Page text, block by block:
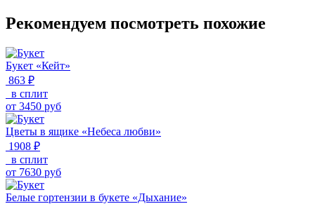
Рекомендуем посмотреть похожие
Букет «Кейт»
863 ₽
в сплит
от 3450 руб
Цветы в ящике «Небеса любви»
1908 ₽
в сплит
от 7630 руб
Белые гортензии в букете «Дыхание»